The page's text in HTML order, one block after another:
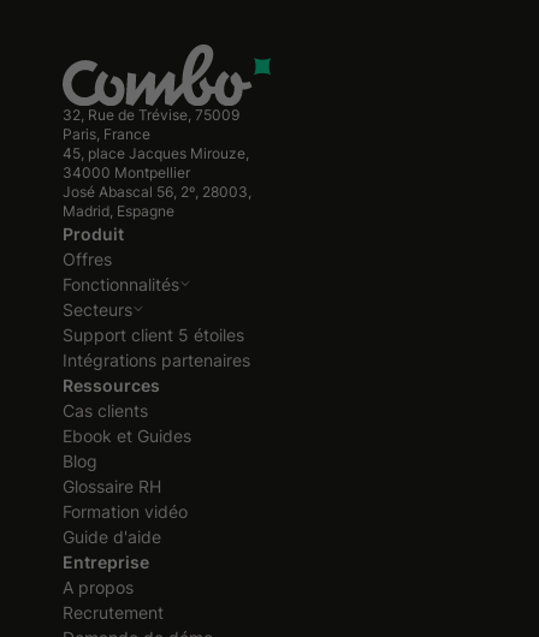
32, Rue de Trévise, 75009
Paris, France
45, place Jacques Mirouze,
34000 Montpellier
José Abascal 56, 2º, 28003,
Madrid, Espagne
Produit
Offres
Fonctionnalités
Secteurs
Support client 5 étoiles
Intégrations partenaires
Ressources
Cas clients
Ebook et Guides
Blog
Glossaire RH
Formation vidéo
Guide d'aide
Entreprise
A propos
Recrutement